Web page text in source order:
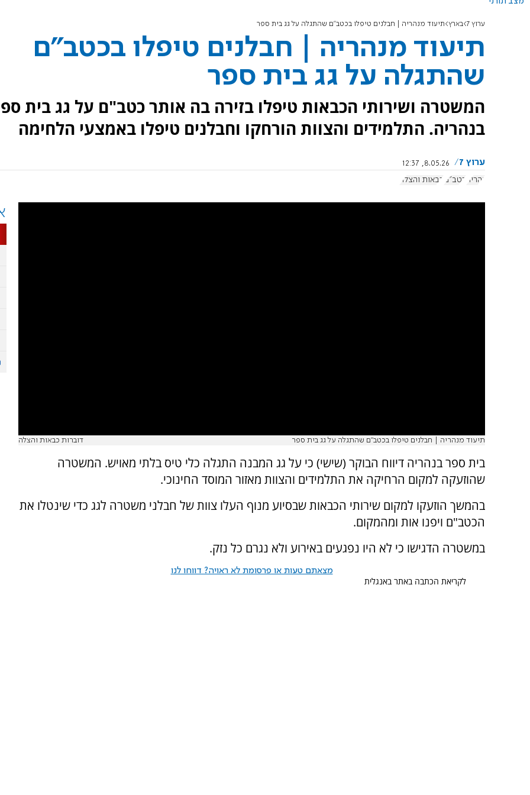
ערוץ 7 בארץ תיעוד מנהריה | חבלנים טיפלו בכטב"ם שהתגלה על גג בית ספר
תיעוד מנהריה | חבלנים טיפלו בכטב"ם
שהתגלה על גג בית ספר
המשטרה ושירותי הכבאות טיפלו בזירה בה אותר כטב"ם על גג בית
בנהריה. התלמידים והצוות הורחקו וחבלנים טיפלו באמצעי הלחימה
ערוץ 7
8.05.26, 12:37
נהריה
כטב"ם כבאות והצלה
תיעוד מנהריה | חבלנים טיפלו בכטב"ם שהתגלה על גג בית ספר דוברות כבאות והצלה
בית ספר בנהריה דיווח הבוקר (שישי) כי על גג המבנה התגלה כלי טיס בלתי מאויש. המשטרה
שהוזעקה למקום הרחיקה את התלמידים והצוות מאזור המוסד החינוכי.
בהמשך הוזעקו למקום שירותי הכבאות שבסיוע מנוף העלו צוות של חבלני משטרה לגג כדי שינטלו את
הכטב"ם ויפנו אות ומהמקום.
במשטרה הדגישו כי לא היו נפגעים באירוע ולא נגרם כל נזק.
מצאתם טעות או פרסומת לא ראויה? דווחו לנו
לקריאת הכתבה באתר באנגלית